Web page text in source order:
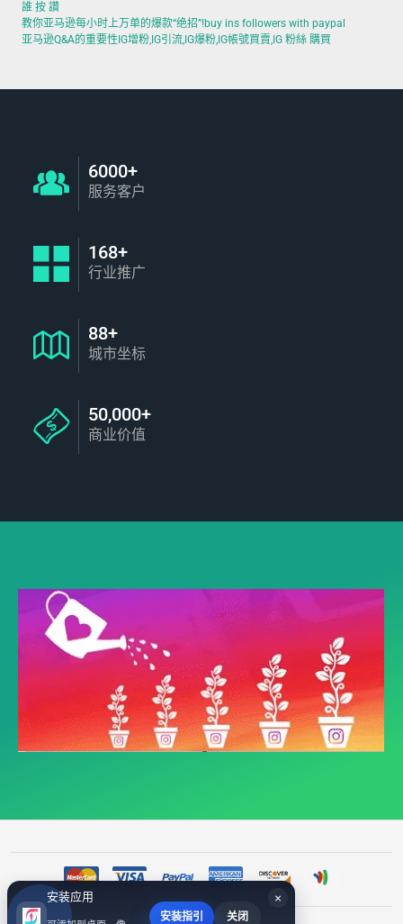
誰 按 讚
教你亚马逊每小时上万单的爆款“绝招”!buy ins followers with paypal
亚马逊Q&A的重要性IG增粉,IG引流,IG爆粉,IG帳號買賣,IG 粉絲 購買
6000+
服务客户
168+
行业推广
88+
城市坐标
50,000+
商业价值
×
安装应用
安装指引 关闭